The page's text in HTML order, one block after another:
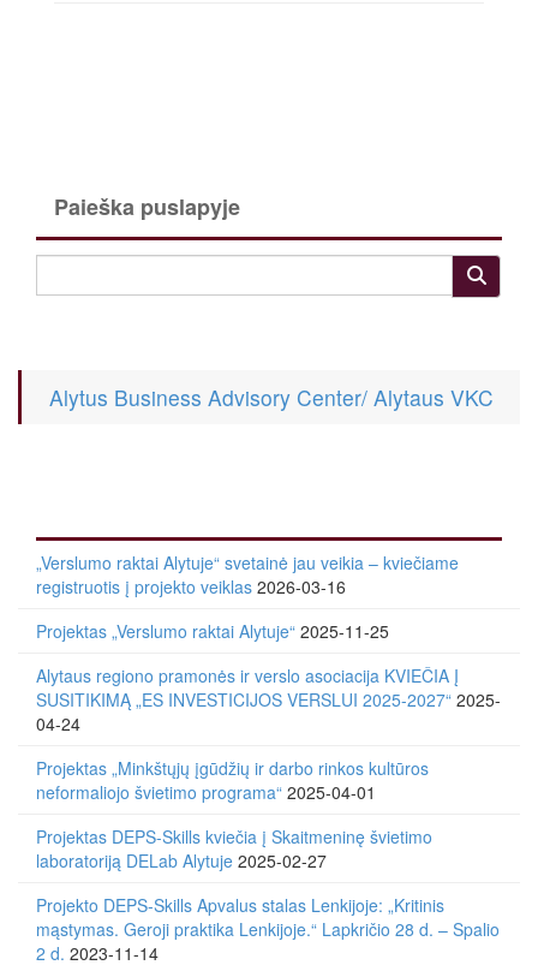
Paieška puslapyje
Alytus Business Advisory Center/ Alytaus VKC
„Verslumo raktai Alytuje“ svetainė jau veikia – kviečiame
registruotis į projekto veiklas 2026-03-16
Projektas „Verslumo raktai Alytuje“ 2025-11-25
Alytaus regiono pramonės ir verslo asociacija KVIEČIA Į
SUSITIKIMĄ „ES INVESTICIJOS VERSLUI 2025-2027“ 2025-
04-24
Projektas „Minkštųjų įgūdžių ir darbo rinkos kultūros
neformaliojo švietimo programa“ 2025-04-01
Projektas DEPS-Skills kviečia į Skaitmeninę švietimo
laboratoriją DELab Alytuje 2025-02-27
Projekto DEPS-Skills Apvalus stalas Lenkijoje: „Kritinis
mąstymas. Geroji praktika Lenkijoje.“ Lapkričio 28 d. – Spalio
2 d. 2023-11-14